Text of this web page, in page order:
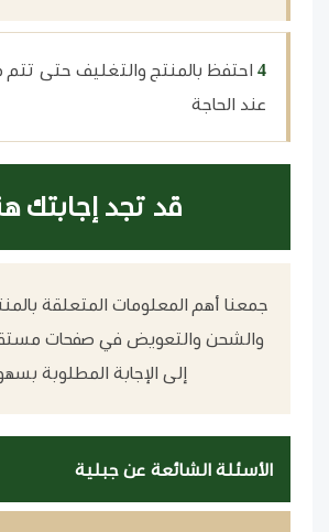
4 احتفظ بالمنتج والتغليف حتى تتم
عند الحاجة
قد تجد إجابتك
جمعنا أهم المعلومات المتعلقة
والشحن والتعويض في صفحات
إلى الإجابة المطلوبة
الأسئلة الشائعة عن جبلية